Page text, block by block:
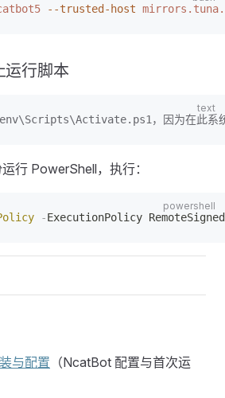
--trusted-host
运行脚本
，因为在此系统
行 PowerShell，执行：
-ExecutionPolicy
与配置 （NcatBot 配置与首次运